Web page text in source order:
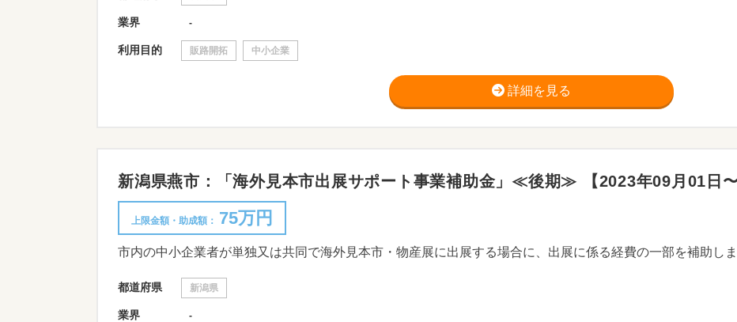
業界 -
利用目的 販路開拓 中小企業
詳細を見る
新潟県燕市：「海外見本市出展サポート事業補助金」≪後期≫ 【2023年09月01日〜
上限金額・助成額： 75万円
市内の中小企業者が単独又は共同で海外見本市・物産展に出展する場合に、出展に係る経費の一部を補助しま
都道府県 新潟県
業界 -